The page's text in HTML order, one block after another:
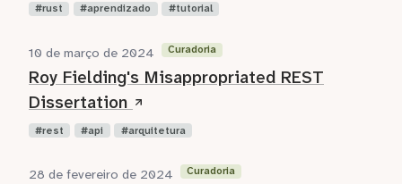
rust aprendizado tutorial
10 de março de 2024 Curadoria
Roy Fielding's Misappropriated REST
Dissertation
rest api arquitetura
28 de fevereiro de 2024 Curadoria